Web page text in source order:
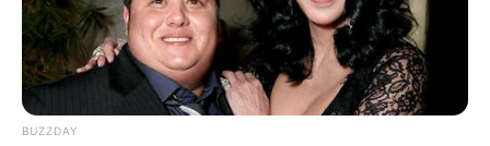
BUZZDAY